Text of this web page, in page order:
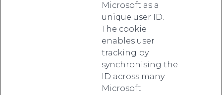
Microsoft as a
unique user ID.
The cookie
enables user
tracking by
synchronising the
ID across many
Microsoft